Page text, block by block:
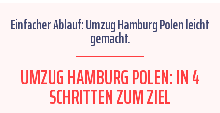
Einfacher Ablauf: Umzug Hamburg Polen leicht
gemacht.
UMZUG HAMBURG POLEN: IN 4
SCHRITTEN ZUM ZIEL